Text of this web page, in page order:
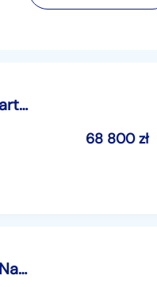
Nissan X-trail III 1.6 163KM Tekna Panorama,Navi,Martwe Pole,Skóra, Kamera 360,El.Klapa
68 800zł
Mazda CX-5 2.0 165KM Kamery 360, MartwePole, Navi, HeadUp,GrzaneFotele/Kierowni